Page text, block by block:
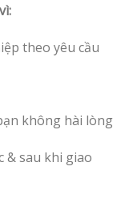
theo yêu cầu
không hài lòng
& sau khi giao